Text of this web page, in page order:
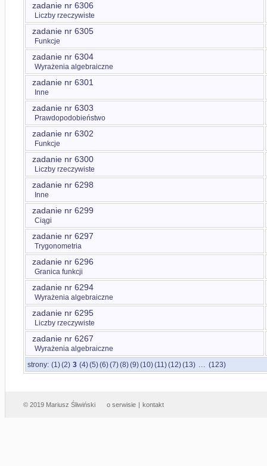
zadanie nr 6306
Liczby rzeczywiste
zadanie nr 6305
Funkcje
zadanie nr 6304
Wyrażenia algebraiczne
zadanie nr 6301
Inne
zadanie nr 6303
Prawdopodobieństwo
zadanie nr 6302
Funkcje
zadanie nr 6300
Liczby rzeczywiste
zadanie nr 6298
Inne
zadanie nr 6299
Ciągi
zadanie nr 6297
Trygonometria
zadanie nr 6296
Granica funkcji
zadanie nr 6294
Wyrażenia algebraiczne
zadanie nr 6295
Liczby rzeczywiste
zadanie nr 6267
Wyrażenia algebraiczne
strony: (1)(2) 3 (4)(5)(6)(7)(8)(9)(10)(11)(12)(13) ... (123)
© 2019 Mariusz Śliwiński o serwisie | kontakt